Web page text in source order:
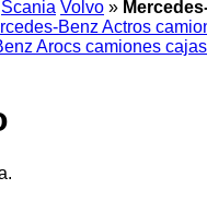
Scania Volvo »
Benz Actros
Arocs camiones